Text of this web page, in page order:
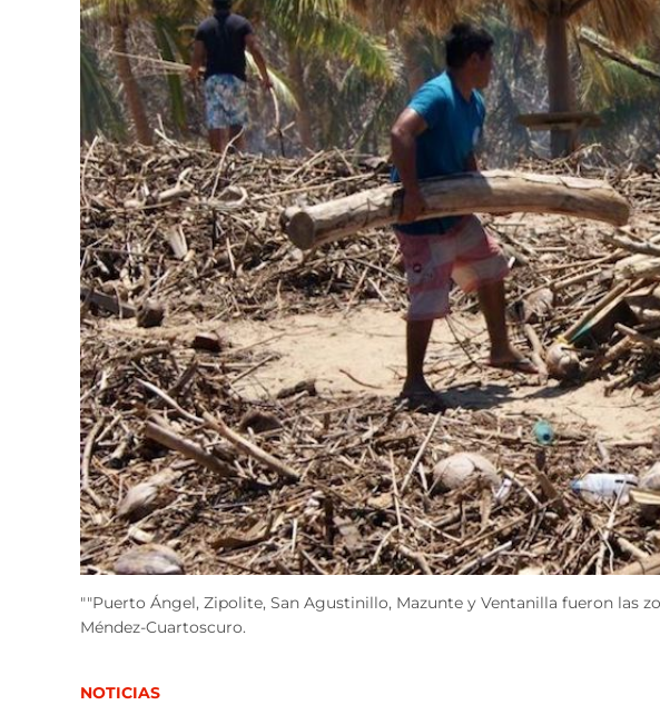
""Puerto Ángel, Zipolite, San Agustinillo, Mazunte y Ventanilla fueron las
Méndez-Cuartoscuro.
POSTED
NOTICIAS